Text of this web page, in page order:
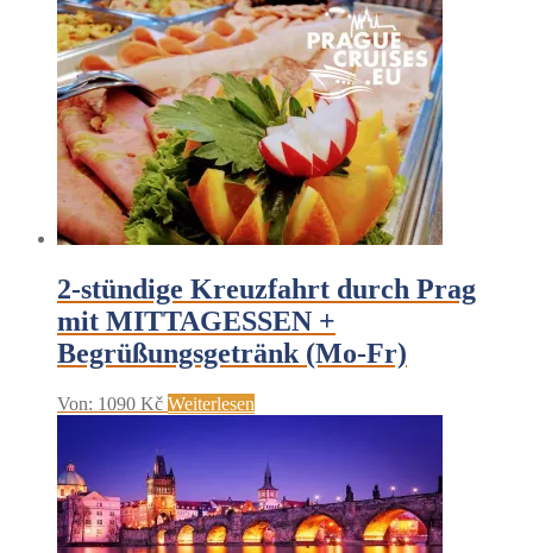
2-stündige Kreuzfahrt durch Prag
mit MITTAGESSEN +
Begrüßungsgetränk (Mo-Fr)
Von: 1090 Kč Weiterlesen